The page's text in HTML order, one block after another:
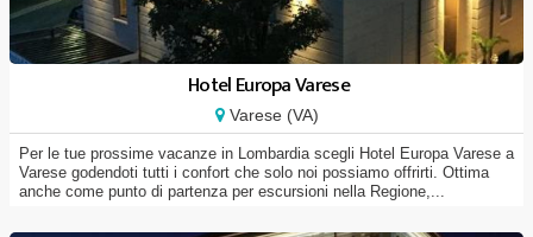
Hotel Europa Varese
Varese (VA)
Per le tue prossime vacanze in Lombardia scegli Hotel Europa Varese a
Varese godendoti tutti i confort che solo noi possiamo offrirti. Ottima
anche come punto di partenza per escursioni nella Regione,...